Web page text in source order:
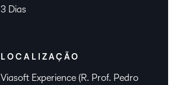
3 Dias
LOCALIZAÇÃO
Viasoft Experience (R. Prof. Pedro